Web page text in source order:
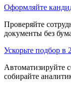
Оформляйте
Проверяйте
документы без
Ускорьте подбор в
Автоматизируйте
собирайте